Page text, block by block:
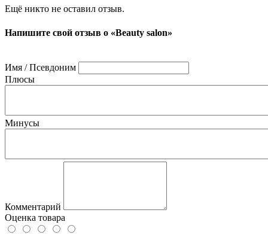
Ещё никто не оставил отзыв.
Напишите свой отзыв о «Beauty salon»
Имя / Псевдоним
Плюсы
Минусы
Комментарий
Оценка товара